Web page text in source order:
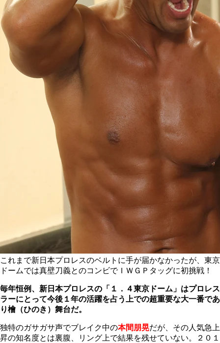
これまで新日本プロレスのベルトに手が届かなかったが、東京
ドームでは真壁刀義とのコンビでＩＷＧＰタッグに初挑戦！
毎年恒例、新日本プロレスの「１．４東京ドーム」はプロレス
ラーにとって今後１年の活躍を占う上での超重要な大一番であ
り檜（ひのき）舞台だ。
独特のガサガサ声でブレイク中の本間朋晃だが、その人気急上
昇の知名度とは裏腹、リング上で結果を残せていない。２０１